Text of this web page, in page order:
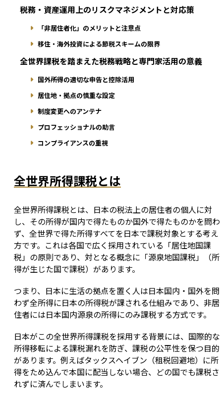
税務・資産運用上のリスクマネジメントと対応策
「非居住者化」のメリットと注意点
移住・海外投資による節税スキームの限界
全世界課税を踏まえた税務戦略と専門家活用の意義
国外所得の適切な申告と控除活用
居住地・拠点の慎重な設定
制度変更へのアンテナ
プロフェッショナルの助言
コンプライアンスの重視
全世界所得課税とは
全世界所得課税とは、日本の税法上の居住者の個人に対
し、その所得が国内で得たものか国外で得たものかを問わ
ず、全世界で得た所得すべてを日本で課税対象とする考え
方です。これは各国で広く採用されている「居住地国課
税」の原則であり、対となる概念に「源泉地国課税」（所
得が生じた国で課税）があります。
つまり、日本に生活の拠点を置く人は日本国内・国外を問
わず全所得に日本の所得税が課される仕組みであり、非居
住者には日本国内源泉の所得にのみ課税する方式です。
日本がこの全世界所得課税を採用する背景には、国際的な
所得移転による課税漏れを防ぎ、課税の公平性を保つ目的
があります。例えばタックスヘイブン（租税回避地）に所
得をため込んで本国に配当しない場合、どの国でも課税さ
れずに済んでしまいます。